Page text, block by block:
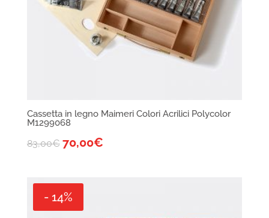
Cassetta in legno Maimeri Colori Acrilici Polycolor
M1299068
83,00€ 70,00€
- 14%